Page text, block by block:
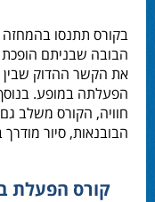
בקורס תתנסו
הבובה שבניתם הופכת
את הקשר ההדוק שבין
הפעלתה במופע.
חוויה, הקורס משלב
הבובנאות, סיור מודרך
קורס הפעלת